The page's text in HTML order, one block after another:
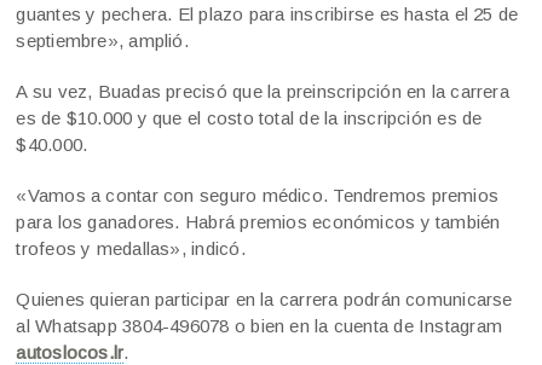
guantes y pechera. El plazo para inscribirse es hasta el 25 de
septiembre», amplió.
A su vez, Buadas precisó que la preinscripción en la carrera
es de $10.000 y que el costo total de la inscripción es de
$40.000.
«Vamos a contar con seguro médico. Tendremos premios
para los ganadores. Habrá premios económicos y también
trofeos y medallas», indicó.
Quienes quieran participar en la carrera podrán comunicarse
al Whatsapp 3804-496078 o bien en la cuenta de Instagram
autoslocos.lr.